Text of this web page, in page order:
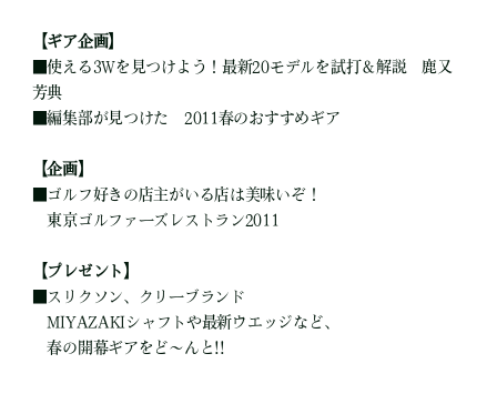
【ギア企画】
■使える3Wを見つけよう！最新20モデルを試打＆解説 鹿又
芳典
■編集部が見つけた 2011春のおすすめギア
【企画】
ゴルフ好きの店主がいる店は美味いぞ！
東京ゴルファーズレストラン2011
【プレゼント】
スリクソン、クリーブランド
MIYAZAKIシャフトや最新ウエッジなど、
春の開幕ギアをど～んと!!